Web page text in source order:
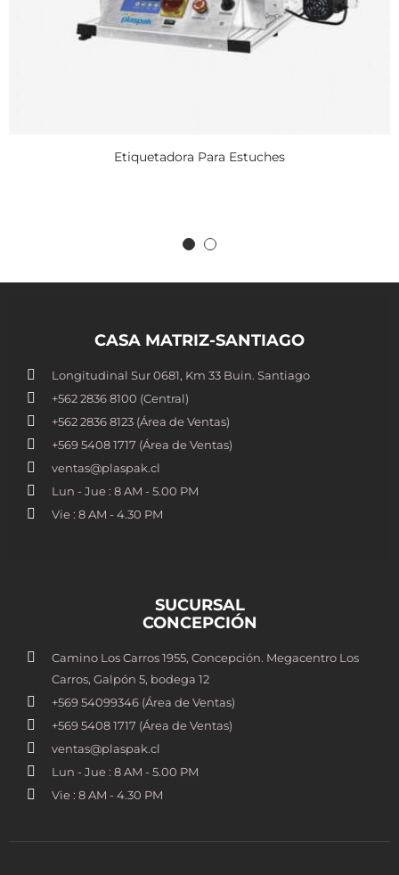
Etiquetadora Para Estuches
CASA MATRIZ-SANTIAGO
Longitudinal Sur 0681, Km 33 Buin. Santiago
+562 2836 8100​ (Central)
+562 2836 8123 (Área de Ventas)
+569 5408 1717 (Área de Ventas)
ventas@plaspak.cl
Lun - Jue : 8 AM - 5.00 PM
Vie : 8 AM - 4.30 PM
SUCURSAL
CONCEPCIÓN
Camino Los Carros 1955, Concepción. Megacentro Los
Carros, Galpón 5, bodega 12
+569 54099346 (Área de Ventas)
+569 5408 1717 (Área de Ventas)
ventas@plaspak.cl
Lun - Jue : 8 AM - 5.00 PM
Vie : 8 AM - 4.30 PM